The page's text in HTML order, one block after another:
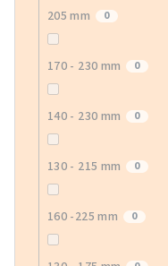
205 mm 0
170 - 230 mm 0
140 - 230 mm 0
130 - 215 mm 0
160 -225 mm 0